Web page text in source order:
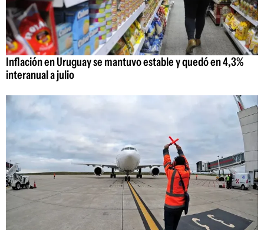
Inflación en Uruguay se mantuvo estable y quedó en 4,3%
interanual a julio